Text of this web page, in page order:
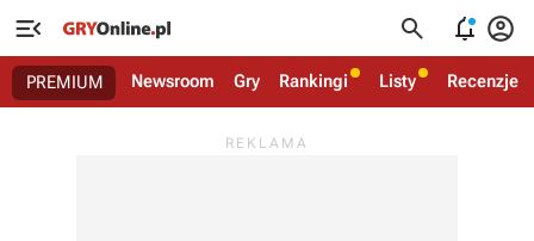
   
PREMIUM Newsroom Gry Rankingi Listy Recenzje